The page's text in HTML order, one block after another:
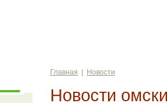
Главная Новости
Новости